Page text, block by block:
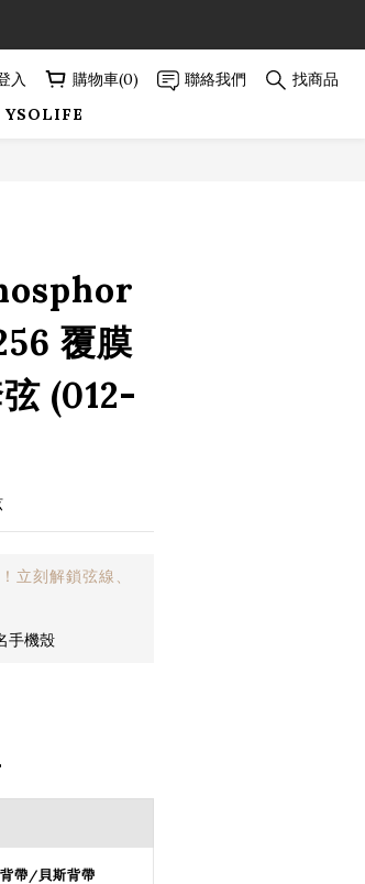
入 購物車(0) 聯絡我們
找商品
YSOLIFE
覆膜
(012-
立刻解鎖弦線、
手機殼
帶/貝斯背帶